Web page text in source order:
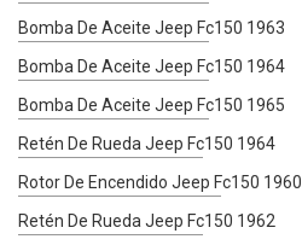
Bomba De Aceite Jeep Fc150 1963
Bomba De Aceite Jeep Fc150 1964
Bomba De Aceite Jeep Fc150 1965
Retén De Rueda Jeep Fc150 1964
Rotor De Encendido Jeep Fc150 1960
Retén De Rueda Jeep Fc150 1962